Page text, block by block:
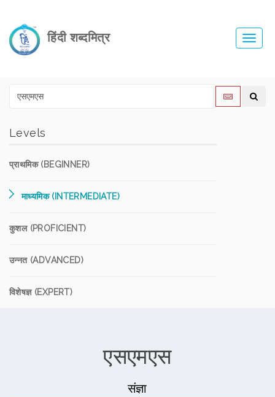
हिंदी शब्दमित्र
Levels
प्राथमिक (BEGINNER)
माध्यमिक (INTERMEDIATE)
कुशल (PROFICIENT)
उन्नत (ADVANCED)
विशेषज्ञ (EXPERT)
एसएमएस
संज्ञा